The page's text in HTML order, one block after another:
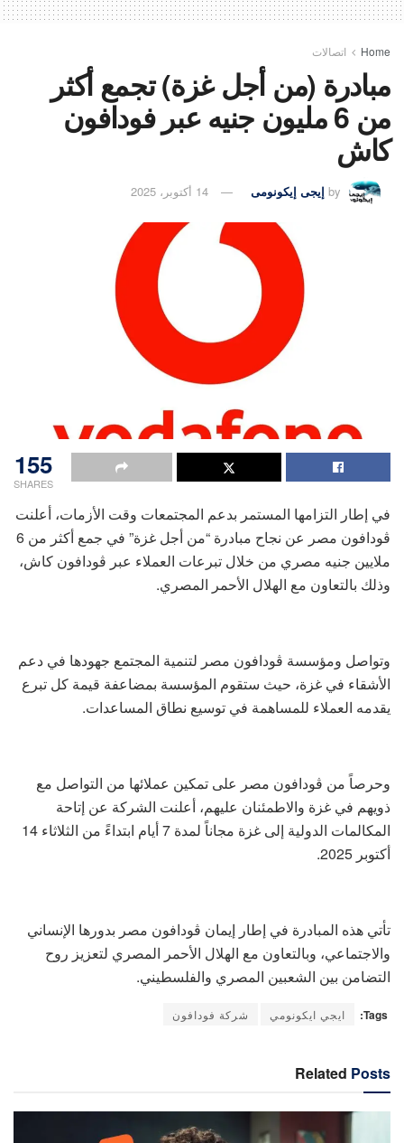
Home اتصالات
مبادرة (من أجل غزة) تجمع أكثر
من 6 مليون جنيه عبر فودافون
كاش
by إيجى إيكونومى 14 أكتوبر، 2025
155
SHARES
في إطار التزامها المستمر بدعم المجتمعات وقت الأزمات، أعلنت
ڤودافون مصر عن نجاح مبادرة “من أجل غزة” في جمع أكثر من 6
ملايين جنيه مصري من خلال تبرعات العملاء عبر ڤودافون كاش،
وذلك بالتعاون مع الهلال الأحمر المصري.
وتواصل ومؤسسة ڤودافون مصر لتنمية المجتمع جهودها في دعم
الأشقاء في غزة، حيث ستقوم المؤسسة بمضاعفة قيمة كل تبرع
يقدمه العملاء للمساهمة في توسيع نطاق المساعدات.
وحرصاً من ڤودافون مصر على تمكين عملائها من التواصل مع
ذويهم في غزة والاطمئنان عليهم، أعلنت الشركة عن إتاحة
المكالمات الدولية إلى غزة مجاناً لمدة 7 أيام ابتداءً من الثلاثاء 14
أكتوبر 2025.
تأتي هذه المبادرة في إطار إيمان ڤودافون مصر بدورها الإنساني
والاجتماعي، وبالتعاون مع الهلال الأحمر المصري لتعزيز روح
التضامن بين الشعبين المصري والفلسطيني.
Tags: ايجي ايكونومي شركة فودافون
Related Posts